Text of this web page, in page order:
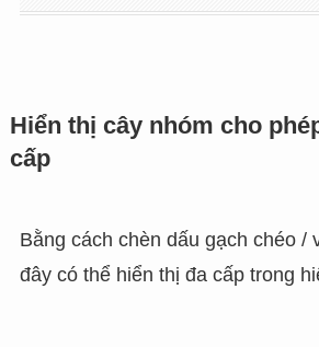
Hiển thị cây nhóm cho
cấp
Bằng cách chèn dấu gạch chéo /
đây có thể hiển thị đa cấp trong